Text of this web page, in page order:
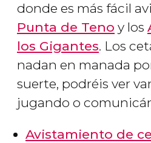
donde es más fácil
Punta de Teno y los
los Gigantes. Los
nadan en manada
suerte, podréis ver
jugando o
Avistamiento de